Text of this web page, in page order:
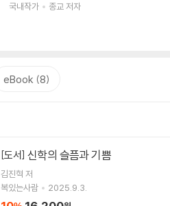
국내작가 종교 저자
eBook (8)
[도서] 신학의 슬픔과 기쁨
김진혁 저
복있는사람
2025.9.3.